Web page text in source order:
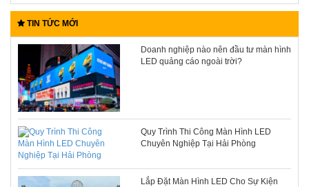
TIN TỨC MỚI
Doanh nghiệp nào nên đầu tư màn hình
LED quảng cáo ngoài trời?
Quy Trình Thi Công Màn Hình LED
Chuyên Nghiệp Tại Hải Phòng
Lắp Đặt Màn Hình LED Cho Sự Kiện